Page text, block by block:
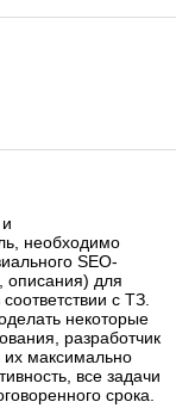
необходимо
SEO-
описания) для
с ТЗ.
некоторые
разработчик
их максимально
все задачи
срока.